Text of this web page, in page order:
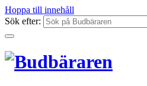
Hoppa till innehåll
Sök efter: